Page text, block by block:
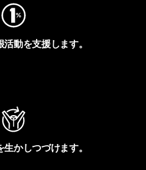
動を支援します。
かしつづけます。